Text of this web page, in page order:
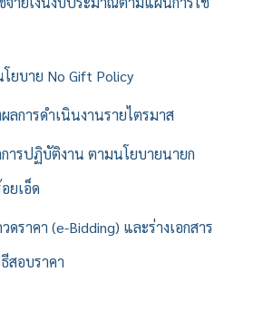
ยบาย No Gift Policy
ลการดำเนินงานรายไตรมาส
ารปฏิบัติงาน ตามนโยบายนายก
ยเอ็ด
ดราคา (e-Bidding) และร่างเอกสาร
สอบราคา